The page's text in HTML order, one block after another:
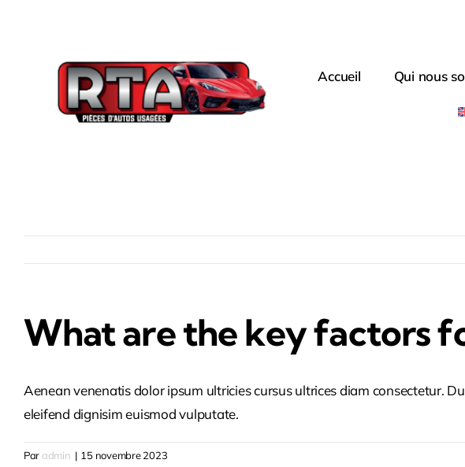
Accueil
Qui nous
What are the key factors
Aenean venenatis dolor ipsum ultricies cursus ultrices diam consectetur.
eleifend dignisim euismod vulputate.
Par admin | 15 novembre 2023